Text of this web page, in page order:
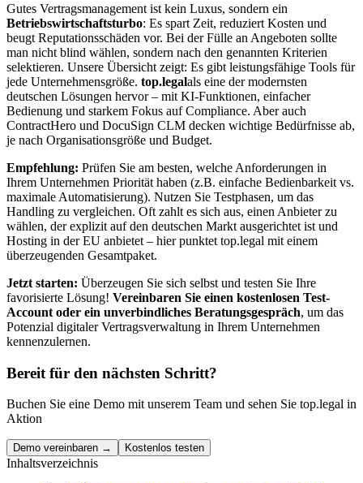
Gutes Vertragsmanagement ist kein Luxus, sondern ein
Betriebswirtschaftsturbo: Es spart Zeit, reduziert Kosten und
beugt Reputationsschäden vor. Bei der Fülle an Angeboten sollte
man nicht blind wählen, sondern nach den genannten Kriterien
selektieren. Unsere Übersicht zeigt: Es gibt leistungsfähige Tools für
jede Unternehmensgröße. top.legalals eine der modernsten
deutschen Lösungen hervor – mit KI-Funktionen, einfacher
Bedienung und starkem Fokus auf Compliance. Aber auch
ContractHero und DocuSign CLM decken wichtige Bedürfnisse ab,
je nach Organisationsgröße und Budget.
Empfehlung: Prüfen Sie am besten, welche Anforderungen in
Ihrem Unternehmen Priorität haben (z.B. einfache Bedienbarkeit vs.
maximale Automatisierung). Nutzen Sie Testphasen, um das
Handling zu vergleichen. Oft zahlt es sich aus, einen Anbieter zu
wählen, der explizit auf den deutschen Markt ausgerichtet ist und
Hosting in der EU anbietet – hier punktet top.legal mit einem
überzeugenden Gesamtpaket.
Jetzt starten: Überzeugen Sie sich selbst und testen Sie Ihre
favorisierte Lösung! Vereinbaren Sie einen kostenlosen Test-
Account oder ein unverbindliches Beratungsgespräch, um das
Potenzial digitaler Vertragsverwaltung in Ihrem Unternehmen
kennenzulernen.
Bereit für den nächsten Schritt?
Buchen Sie eine Demo mit unserem Team und sehen Sie top.legal in
Aktion
Demo vereinbaren → Kostenlos testen
Inhaltsverzeichnis